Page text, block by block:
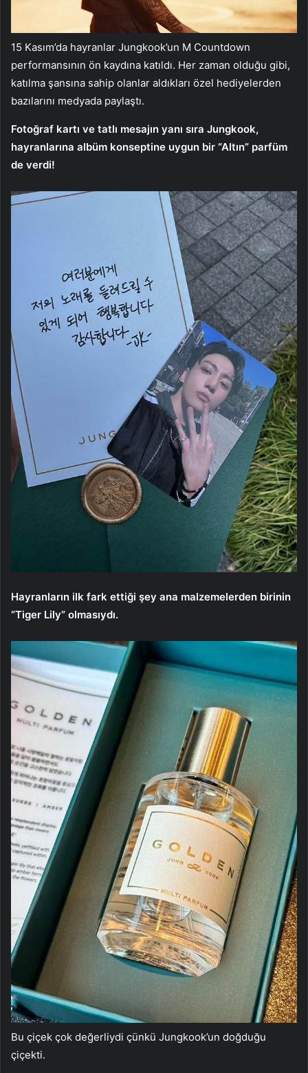
15 Kasım’da hayranlar Jungkook’un M Countdown
performansının ön kaydına katıldı. Her zaman olduğu gibi,
katılma şansına sahip olanlar aldıkları özel hediyelerden
bazılarını medyada paylaştı.
Fotoğraf kartı ve tatlı mesajın yanı sıra Jungkook,
hayranlarına albüm konseptine uygun bir “Altın” parfüm
de verdi!
Hayranların ilk fark ettiği şey ana malzemelerden birinin
“Tiger Lily” olmasıydı.
Bu çiçek çok değerliydi çünkü Jungkook’un doğduğu
çiçekti.